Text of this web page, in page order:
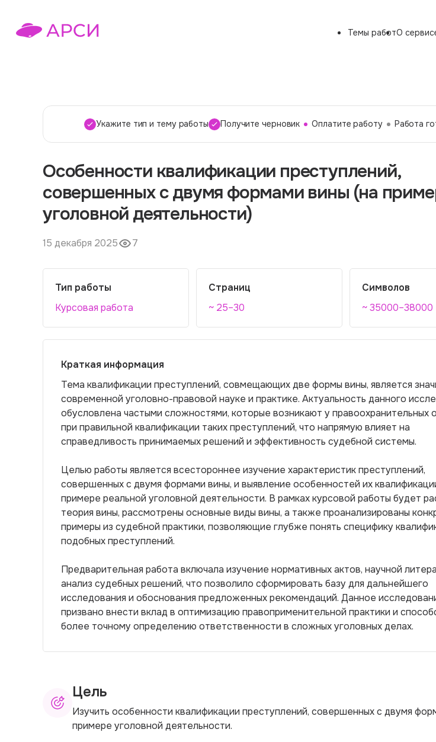
Темы работО
Укажите тип и тему работы Получите черновик Оплатите работу Работа
Особенности квалификации преступлений,
совершенных с двумя формами вины (на
уголовной деятельности)
15 декабря 2025 7
Тип работы
Курсовая работа
Страниц
~ 25–30
Символов
~ 35000–38000
Краткая информация
Тема квалификации преступлений, совмещающих две формы вины, является
современной уголовно-правовой науке и практике. Актуальность данного
обусловлена частыми сложностями, которые возникают у правоохранительных
при правильной квалификации таких преступлений, что напрямую влияет на
справедливость принимаемых решений и эффективность судебной системы.
Целью работы является всестороннее изучение характеристик преступлений,
совершенных с двумя формами вины, и выявление особенностей их
примере реальной уголовной деятельности. В рамках курсовой работы будет
теория вины, рассмотрены основные виды вины, а также проанализированы
примеры из судебной практики, позволяющие глубже понять специфику
подобных преступлений.
Предварительная работа включала изучение нормативных актов, научной
анализ судебных решений, что позволило сформировать базу для дальнейшего
исследования и обоснования предложенных рекомендаций. Данное
призвано внести вклад в оптимизацию правоприменительной практики и
более точному определению ответственности в сложных уголовных делах.
Цель
Изучить особенности квалификации преступлений, совершенных с двумя
примере уголовной деятельности.